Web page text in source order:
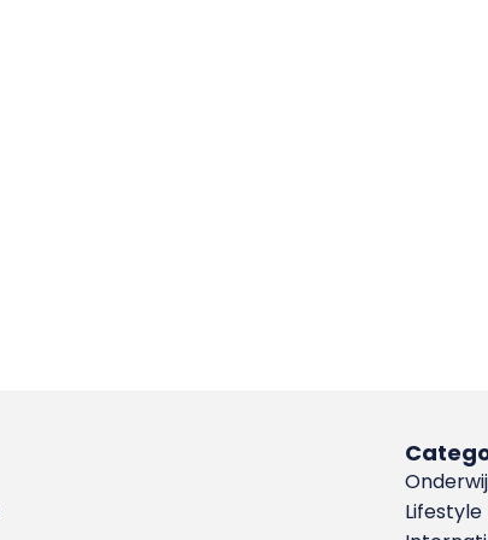
Lifestyle